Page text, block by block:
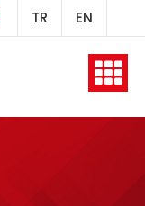
TR EN